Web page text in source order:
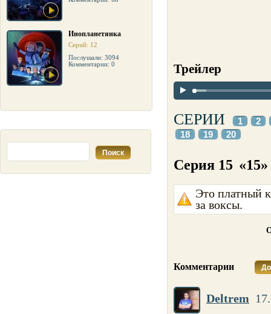
Инопланетянка
Серий: 12
Послушали: 3094
Комментарии: 0
Трейлер
СЕРИИ 1
2
18
19 20
Серия 15 «15»
Это платный
за воксы.
Комментарии
Deltrem